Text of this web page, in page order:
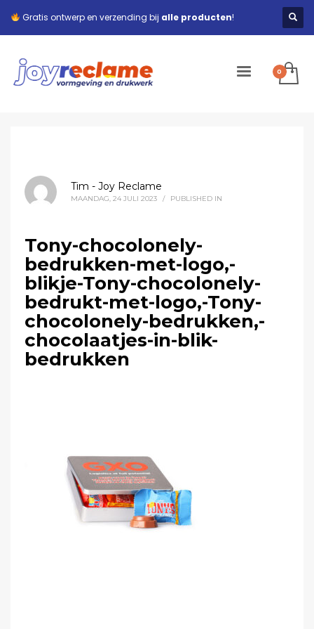
Gratis ontwerp en verzending bij alle producten!
Tim - Joy Reclame
MAANDAG, 24 JULI 2023 / PUBLISHED IN
Tony-chocolonely-
bedrukken-met-logo,-
blikje-Tony-chocolonely-
bedrukt-met-logo,-Tony-
chocolonely-bedrukken,-
chocolaatjes-in-blik-
bedrukken